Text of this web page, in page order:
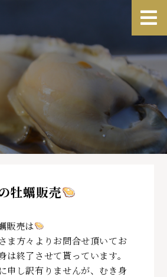
牡蠣販売
販売は
ま方々よりお問合せ頂いてお
は終了させて貰っています。
申し訳有りませんが、むき身